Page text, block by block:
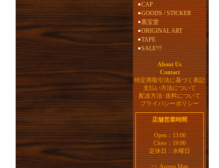
CAP
GOODS / STICKER
黒宝堂
ORIGINAL ART
TAPE
SALE!!!
About Us
Contact
特定商取引法に基づく表記
支払い方法について
配送方法･送料について
プライバシーポリシー
店舗営業時間
Open：13:00
Close：19:00
定休日：水曜日
>>Access Map